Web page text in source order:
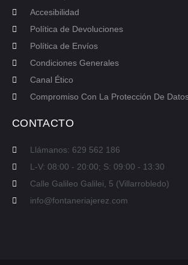
Accesibilidad
Política de Devoluciones
Política de Envíos
Condiciones Generales
Canal Ético
Compromiso Con La Protección De
CONTACTO
Llámanos: 629 562 186
L-V: 08:00 - 20:00; S: 09:00 - 13:30
Calle Galileo Galilei, 5 (Villarrobledo)
info@fontaneriajerez.com